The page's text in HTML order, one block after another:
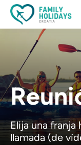
Elija una franja
llamada (de